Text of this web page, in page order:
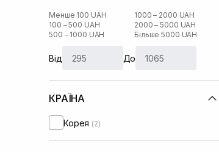
Менше 100 UAH
100 – 500 UAH
500 – 1000 UAH
1000 – 2000 UAH
2000 – 5000 UAH
Більше 5000 UAH
Від До
КРАЇНА
Корея (2)